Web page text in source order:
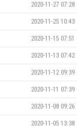
2020-11-27 07:28
2020-11-25 10:43
2020-11-15 07:51
2020-11-13 07:42
2020-11-12 09:39
2020-11-11 07:39
2020-11-08 09:26
2020-11-05 13:38